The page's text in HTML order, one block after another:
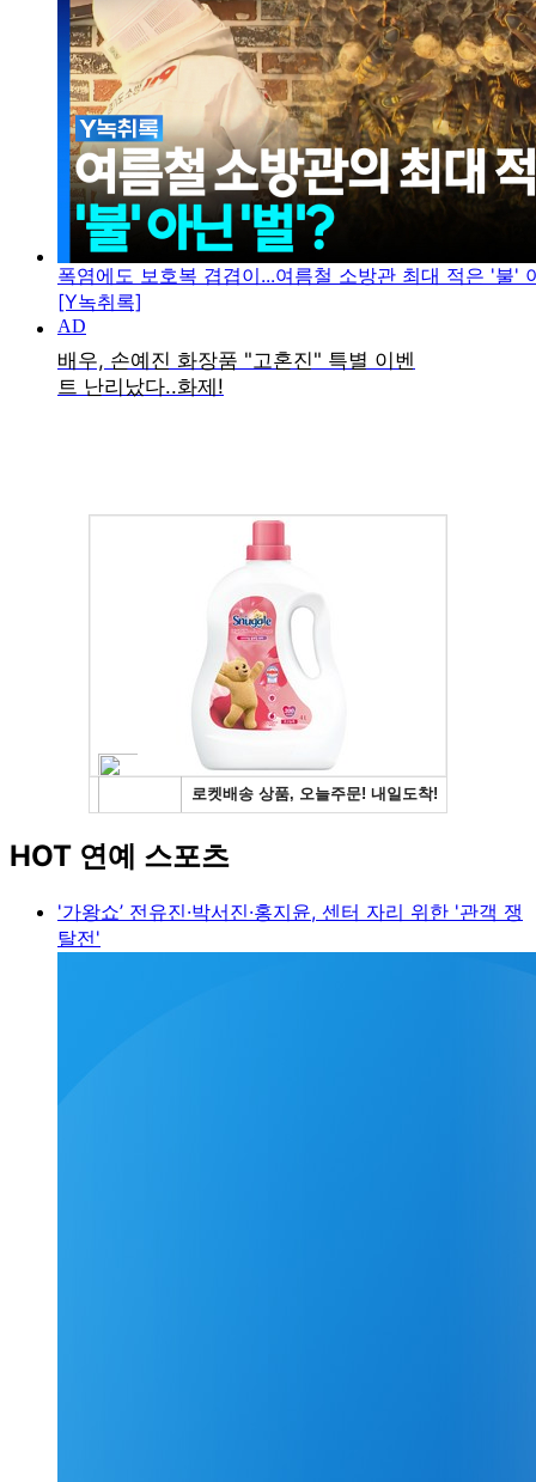
폭염에도 보호복 겹겹이...여름철 소방관 최대 적은 '불'
[Y녹취록]
HOT 연예 스포츠
'가왕쇼’ 전유진·박서진·홍지윤, 센터 자리 위한 '관객 쟁
탈전'